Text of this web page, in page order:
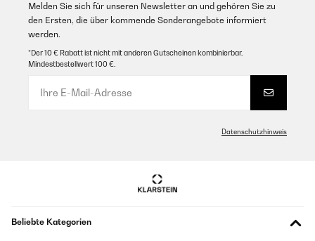
Melden Sie sich für unseren Newsletter an und gehören Sie zu
den Ersten, die über kommende Sonderangebote informiert
werden.
*Der 10 € Rabatt ist nicht mit anderen Gutscheinen kombinierbar.
Mindestbestellwert 100 €.
Datenschutzhinweis
Beliebte Kategorien